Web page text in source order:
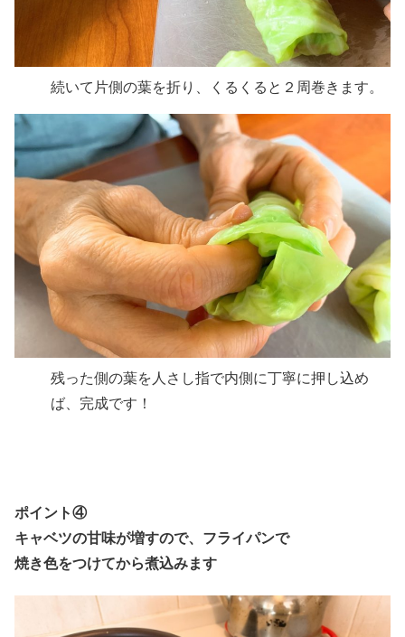
続いて片側の葉を折り、くるくると２周巻きます。
残った側の葉を人さし指で内側に丁寧に押し込め
ば、完成です！
ポイント④
キャベツの甘味が増すので、フライパンで
焼き色をつけてから煮込みます